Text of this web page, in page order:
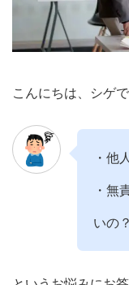
こんにちは、シゲで
・他
・無
いの？